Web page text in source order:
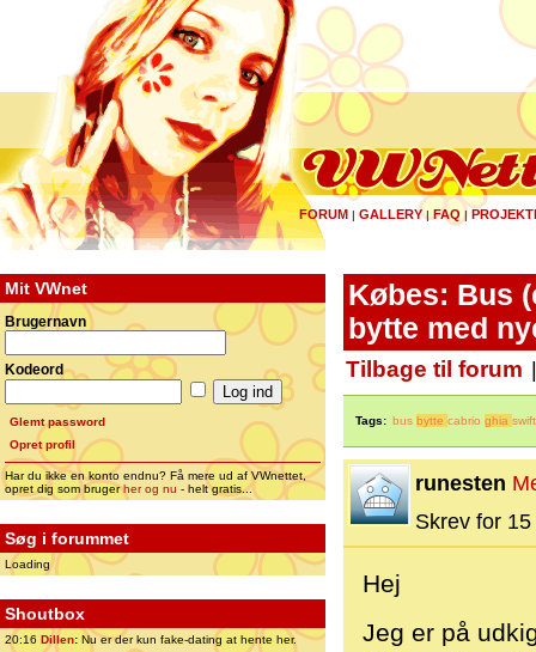
FORUM | GALLERY|FAQ |
Mit VWnet
Brugernavn
Kodeord
Glemt password
Opret profil
Har du ikke en konto endnu? Få mere ud af VWnettet,
opret dig som brugerher og nu - helt gratis...
Søg i forummet
Loading
Shoutbox
20:16 Dillen: Nu er der kun fake-dating at hente her.
Købes: Bus
bytte med
Tilbage til forum
Tags: bus bytte cabrio ghia
runesten
Skrev for
Hej
Jeg er på